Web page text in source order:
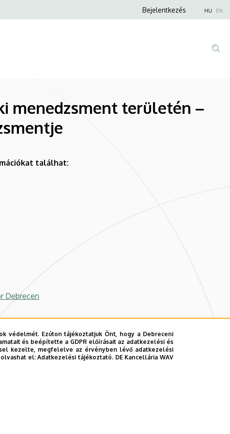
Anonim
Bejelentkezés HU EN
menedzsment területén –
találhat:
Debrecen
védelmét. Ezúton tájékoztatjuk Önt, hogy a Debreceni
és beépítette a GDPR előírásait az adatkezelési és
kezelte, megfelelve az érvényben lévő adatkezelési
olvashat el:Adatkezelési tájékoztató. DE Kancellária WAV